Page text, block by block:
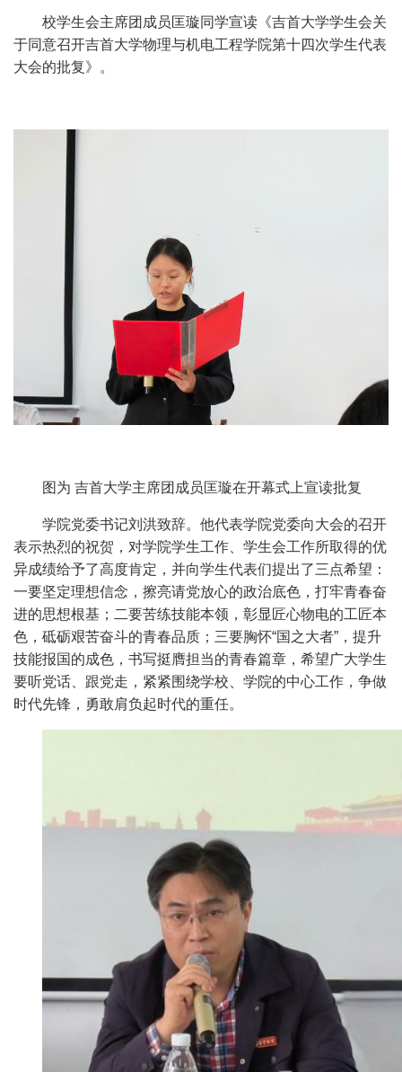
校学生会主席团成员匡璇同学宣读《吉首大学学生会关
于同意召开吉首大学物理与机电工程学院第十四次学生代表
大会的批复》。
图为 吉首大学主席团成员匡璇在开幕式上宣读批复
学院党委书记刘洪致辞。 他代表学院党委向大会的召开
表示热烈的祝贺，对学院学生工作、学生会工作所取得的优
异成绩给予了高度肯定， 并向学生代表们提出了三点希望：
一要坚定理想信念，擦亮请党放心的政治底色，打牢青春奋
进的思想根基 ；二要苦练技能本领，彰显匠心物电的工匠本
色，砥砺艰苦奋斗的青春品质 ；三要胸怀“国之大者”，提升
技能报国的成色，书写挺膺担当的青春篇章 ， 希望广大学生
要听党话、跟党走，紧紧围绕学校、学院的中心工作，争做
时代先锋，勇敢肩负起时代的重任。